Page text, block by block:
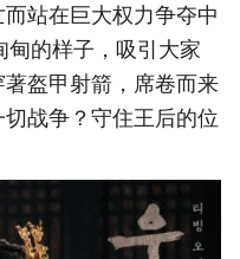
站在巨大权力争夺中
甸的样子，吸引大家
盔甲射箭，席卷而来
战争？守住王后的位